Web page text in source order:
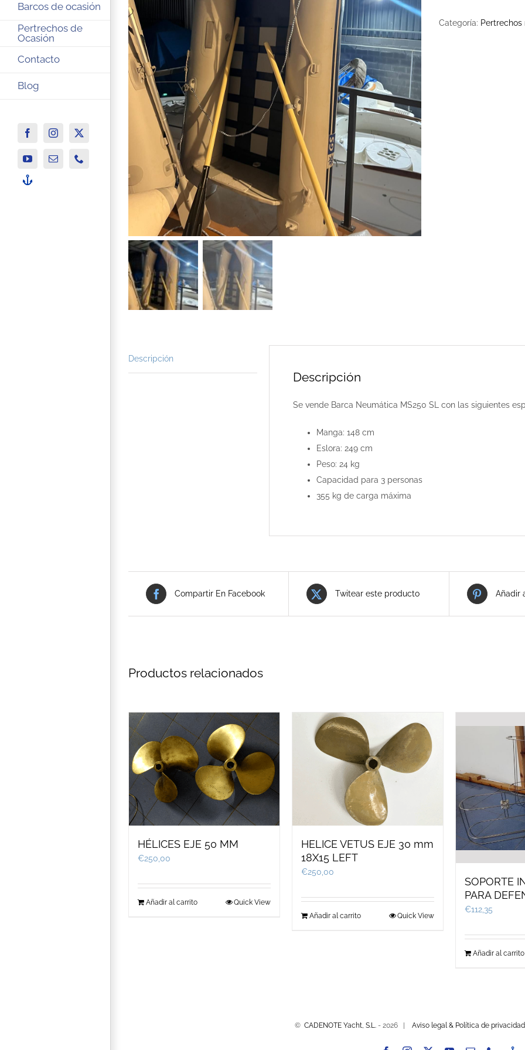
Barcos de ocasión
Pertrechos de
Ocasión
Contacto
Blog
FacebookInstagram
X
YouTubeCorreoPhone
-
Categoría: Pertrechos
Descripción
Descripción
Se vende Barca Neumática MS250 SL con las siguientes
Manga: 148 cm
Eslora: 249 cm
Peso: 24 kg
Capacidad para 3 personas
355 kg de carga máxima
Compartir En Facebook Twitear este producto Añadir
Productos relacionados
HÉLICES EJE 50 MM
€250,00
Añadir al carrito Quick View
HELICE VETUS EJE 30 mm
18X15 LEFT
€250,00
Añadir al carrito Quick View
SOPORTE
PARA
€112,35
Añadir al carrito
© CADENOTE Yacht, S.L.- 2026 | Aviso legal & Política de privacidad